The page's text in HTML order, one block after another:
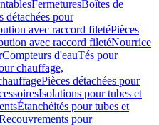
FermeturesBoîtes de
détachées pour
avec raccord filetéPièces
avec raccord filetéNourrice
Compteurs d'eauTés pour
chauffage,
Pièces détachées pour
Isolations pour tubes et
Étanchéités pour tubes et
pour